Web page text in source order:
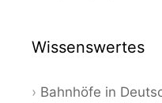
Wissenswertes
Bahnhöfe in